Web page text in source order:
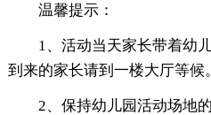
温馨提示：
1、活动当天家长带着幼
到来的家长请到一楼大厅等候。
2、保持幼儿园活动场地